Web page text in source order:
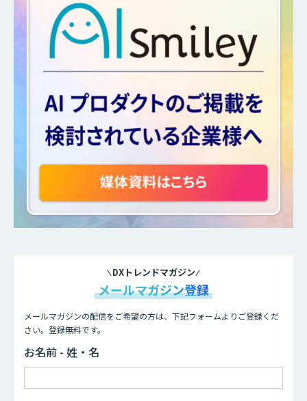
DXトレンドマガジン
メールマガジン登録
メールマガジンの配信をご希望の方は、下記フォームよりご登録くだ
さい。登録無料です。
お名前 - 姓・名